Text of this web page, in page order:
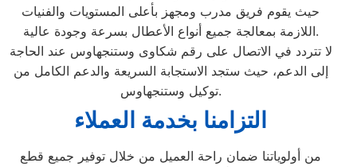
حيث يقوم فريق مدرب ومجهز بأعلى المستويات والفنيات
اللازمة بمعالجة جميع أنواع الأعطال بسرعة وجودة عالية.
لا تتردد في الاتصال على رقم شكاوى وستنجهاوس عند الحاجة
إلى الدعم، حيث ستجد الاستجابة السريعة والدعم الكامل من
توكيل وستنجهاوس.
التزامنا بخدمة العملاء
من أولوياتنا ضمان راحة العميل من خلال توفير جميع قطع